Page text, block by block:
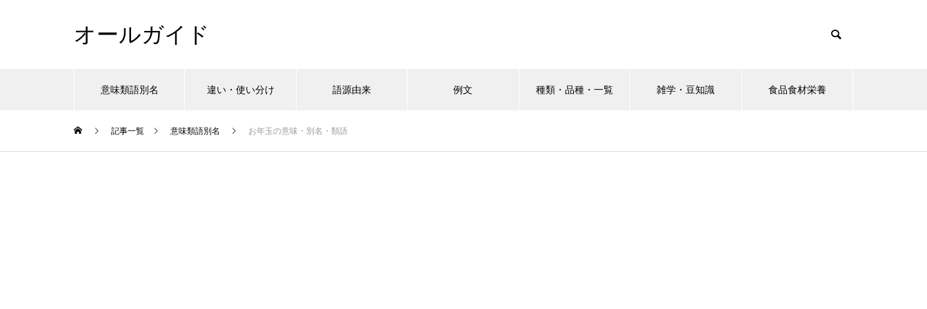
オールガイド
意味類語別名 違い・使い分け 語源由来 例文 種類・品種・一覧 雑学・豆知識 食品食材栄養
記事一覧 意味類語別名 お年玉の意味・別名・類語